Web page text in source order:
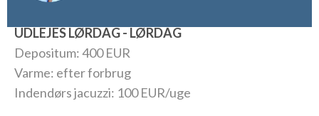
UDLEJES LØRDAG - LØRDAG
Depositum: 400 EUR
Varme: efter forbrug
Indendørs jacuzzi: 100 EUR/uge